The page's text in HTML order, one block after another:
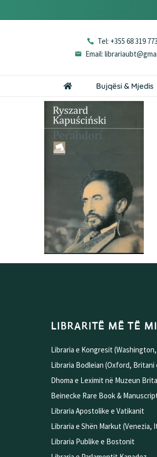
Tel: +355 68 319
Email:
Bujqësi & Mjedis
LIBRARITË MË TË
Libraria e Kongresit
Libraria Bodleian (Oxford, Britani
Dhoma e Leximit në Muzeun
Beinecke Rare Book &
Libraria Apostolike e Vatikanit
Libraria e Shën Markut (Venezia,
Libraria Publike e Bostonit